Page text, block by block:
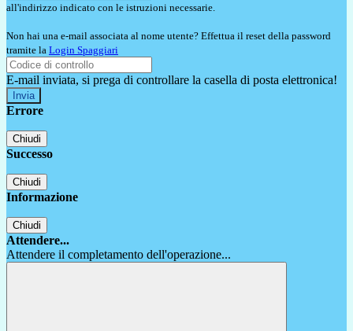
all'indirizzo indicato con le istruzioni necessarie.
Non hai una e-mail associata al nome utente? Effettua il reset della password
tramite la Login Spaggiari
E-mail inviata, si prega di controllare la casella di posta elettronica!
Errore
Chiudi
Successo
Chiudi
Informazione
Chiudi
Attendere...
Attendere il completamento dell'operazione...